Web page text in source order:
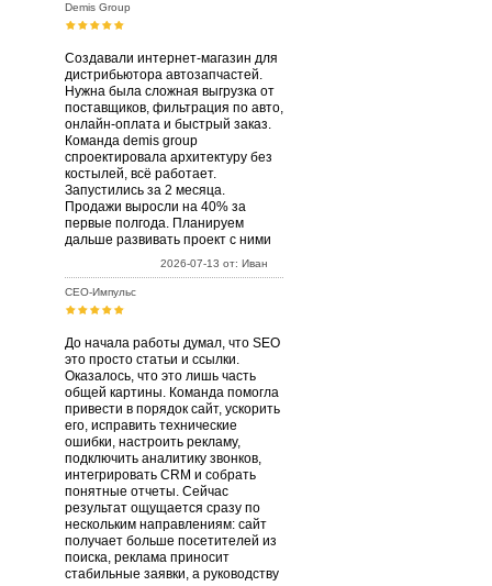
Demis Group
Создавали интернет-магазин для
дистрибьютора автозапчастей.
Нужна была сложная выгрузка от
поставщиков, фильтрация по авто,
онлайн-оплата и быстрый заказ.
Команда demis group
спроектировала архитектуру без
костылей, всё работает.
Запустились за 2 месяца.
Продажи выросли на 40% за
первые полгода. Планируем
дальше развивать проект с ними
2026-07-13 от: Иван
СЕО-Импульс
До начала работы думал, что SEO
это просто статьи и ссылки.
Оказалось, что это лишь часть
общей картины. Команда помогла
привести в порядок сайт, ускорить
его, исправить технические
ошибки, настроить рекламу,
подключить аналитику звонков,
интегрировать CRM и собрать
понятные отчеты. Сейчас
результат ощущается сразу по
нескольким направлениям: сайт
получает больше посетителей из
поиска, реклама приносит
стабильные заявки, а руководству